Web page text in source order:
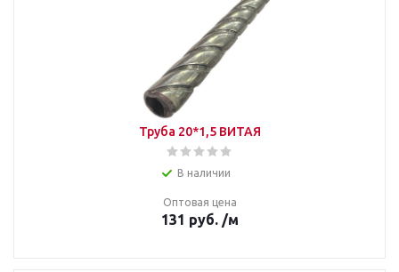
Труба 20*1,5 ВИТАЯ
В наличии
Оптовая цена
131 руб. /м